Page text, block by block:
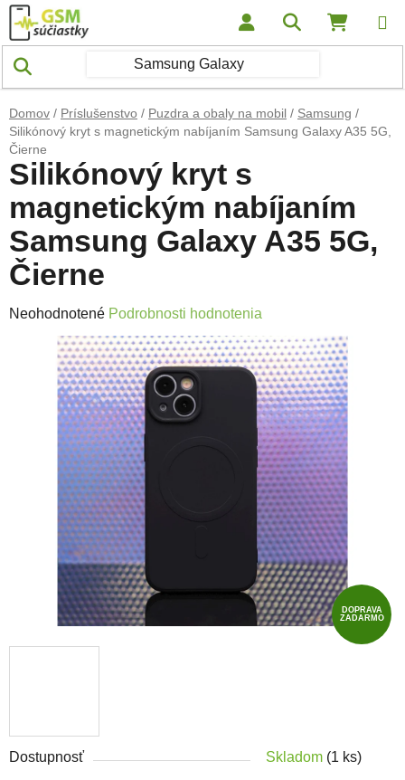
Prejsť na obsah Hľadať
Domov / Príslušenstvo / Puzdra a obaly na mobil / Samsung /
Silikónový kryt s magnetickým nabíjaním Samsung Galaxy A35 5G,
Čierne
Dostupnosť Skladom (1 ks)
Silikónový kryt s
magnetickým nabíjaním
Samsung Galaxy A35 5G,
Čierne
Priemerné hodnotenie produktu je 0,0 z 5 hviezdičiek.
Neohodnotené Podrobnosti hodnotenia
DOPRAVA
ZADARMO